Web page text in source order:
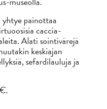
yhtye painottaa
caccia-
Alati sointivärejä
keskiajan
sefardilauluja ja